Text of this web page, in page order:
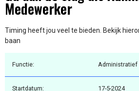
Medewerker
Timing heeft jou veel te bieden. Bekijk
baan
Functie: Administratief
Startdatum: 17-5-2024